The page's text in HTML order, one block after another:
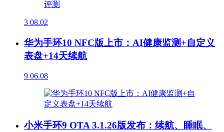
3 08.02
华为手环10 NFC版上市：AI健康监测+自定义
表盘+14天续航
9 06.08
小米手环9 OTA 3.1.26版发布：续航、睡眠、